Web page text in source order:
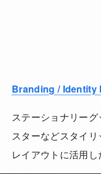
Branding / Identity
ステーショナリー
スターなどスタイ
レイアウトに活用し